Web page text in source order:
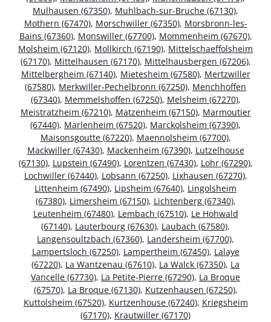
Mulhausen (67350), Muhlbach-sur-Bruche (67130),
Mothern (67470), Morschwiller (67350), Morsbronn-les-
Bains (67360), Monswiller (67700), Mommenheim (67670),
Molsheim (67120), Mollkirch (67190), Mittelschaeffolsheim
(67170), Mittelhausen (67170), Mittelhausbergen (67206),
Mittelbergheim (67140), Mietesheim (67580), Mertzwiller
(67580), Merkwiller-Pechelbronn (67250), Menchhoffen
(67340), Memmelshoffen (67250), Melsheim (67270),
Meistratzheim (67210), Matzenheim (67150), Marmoutier
(67440), Marlenheim (67520), Marckolsheim (67390),
Maisonsgoutte (67220), Maennolsheim (67700),
Mackwiller (67430), Mackenheim (67390), Lutzelhouse
(67130), Lupstein (67490), Lorentzen (67430), Lohr (67290),
Lochwiller (67440), Lobsann (67250), Lixhausen (67270),
Littenheim (67490), Lipsheim (67640), Lingolsheim
(67380), Limersheim (67150), Lichtenberg (67340),
Leutenheim (67480), Lembach (67510), Le Hohwald
(67140), Lauterbourg (67630), Laubach (67580),
Langensoultzbach (67360), Landersheim (67700),
Lampertsloch (67250), Lampertheim (67450), Lalaye
(67220), La Wantzenau (67610), La Walck (67350), La
Vancelle (67730), La Petite-Pierre (67290), La Broque
(67570), La Broque (67130), Kutzenhausen (67250),
Kuttolsheim (67520), Kurtzenhouse (67240), Kriegsheim
(67170), Krautwiller (67170)